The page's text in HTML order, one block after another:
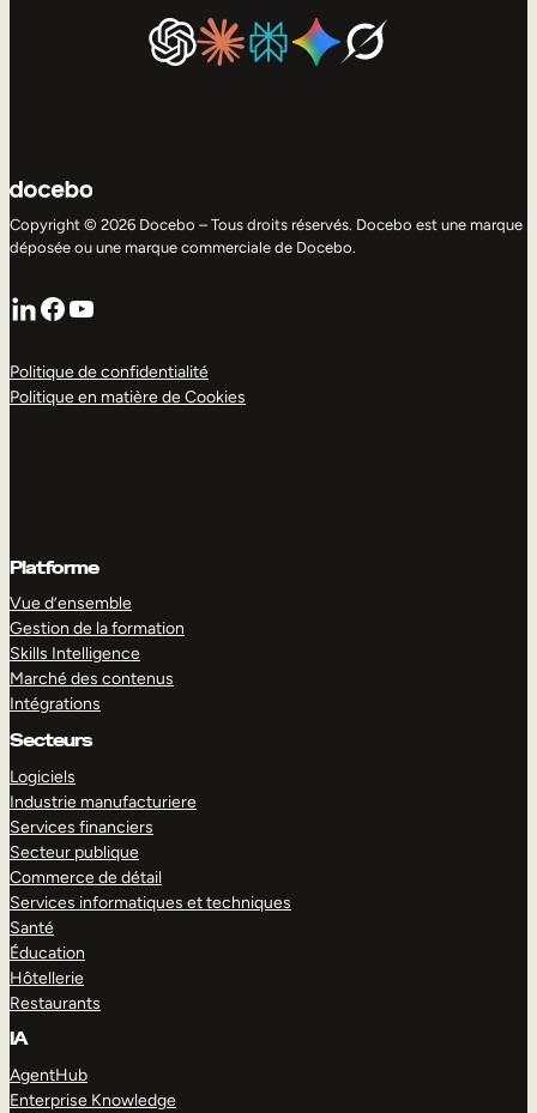
Copyright © 2026 Docebo – Tous droits réservés. Docebo est une marque
déposée ou une marque commerciale de Docebo.
LinkedIn
Facebook
YouTube
Politique de confidentialité
Politique en matière de Cookies
Platforme
Vue d’ensemble
Gestion de la formation
Skills Intelligence
Marché des contenus
Intégrations
Secteurs
Logiciels
Industrie manufacturiere
Services financiers
Secteur publique
Commerce de détail
Services informatiques et techniques
Santé
Éducation
Hôtellerie
Restaurants
IA
AgentHub
Enterprise Knowledge